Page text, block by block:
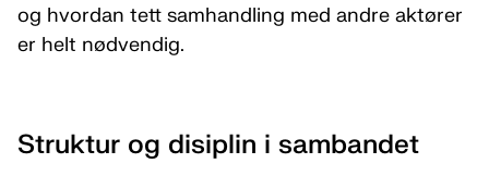
og hvordan tett samhandling med andre aktører
er helt nødvendig.
Struktur og disiplin i sambandet